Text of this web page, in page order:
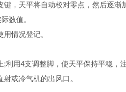
天平将自动校对零点，然后逐渐
数值。
情况登记。
4支调整脚，使天平保持平稳，注
或冷气机的出风口。